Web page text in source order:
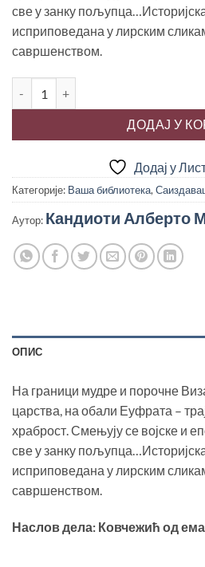
све у занку
исприповедана у лирским
савршенством.
ДОДАЈ У
Додај у
Категорије: Ваша библиотека,
Аутор: Кандиоти Алберто
ОПИС
На граници мудре и порочне
царства, на обали Еуфрата –
храброст. Смењују се војске и
све у занку
исприповедана у лирским
савршенством.
Наслов дела: Ковчежић од